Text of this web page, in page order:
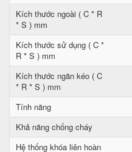
Kích thước ngoài ( C * R
* S ) mm
Kích thước sử dụng ( C *
R * S ) mm
Kích thước ngăn kéo ( C
* R * S ) mm
Tính năng
Khả năng chống cháy
Hệ thống khóa liên hoàn